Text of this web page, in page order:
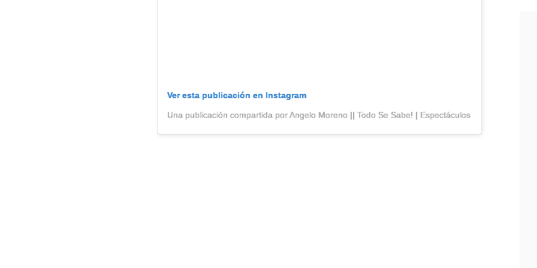
Ver esta publicación en Instagram
Una publicación compartida por Angelo Moreno || Todo Se Sabe! | Espectáculos